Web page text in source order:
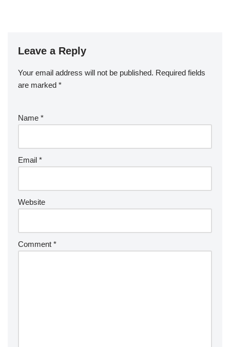
Leave a Reply
Your email address will not be published. Required fields
are marked *
Name *
Email *
Website
Comment *